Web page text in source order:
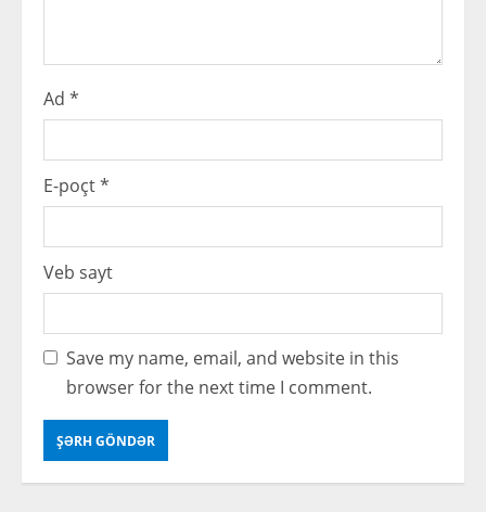
Ad *
E-poçt*
Veb sayt
Save my name, email, and website in this
browser for the next time I comment.